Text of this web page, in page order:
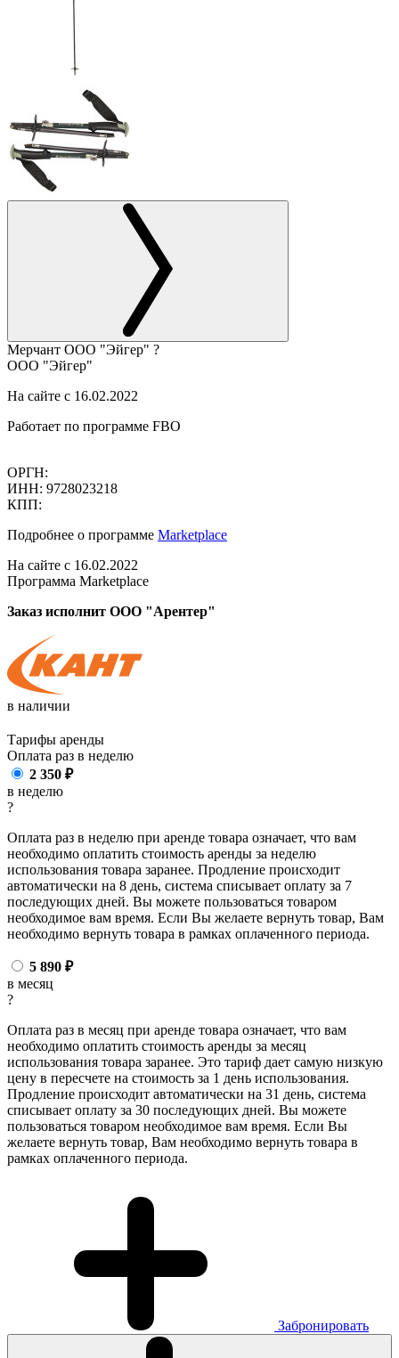
Мерчант ООО "Эйгер" ?
ООО "Эйгер"
На сайте с 16.02.2022
Работает по программе FBO
ОРГН:
ИНН: 9728023218
КПП:
Подробнее о программе Marketplace
На сайте с 16.02.2022
Программа Marketplace
Заказ исполнит ООО "Арентер"
в наличии
Тарифы аренды
Оплата раз в неделю
2 350 ₽
в неделю
?
Оплата раз в неделю при аренде товара означает, что вам
необходимо оплатить стоимость аренды за неделю
использования товара заранее. Продление происходит
автоматически на 8 день, система списывает оплату за 7
последующих дней. Вы можете пользоваться товаром
необходимое вам время. Если Вы желаете вернуть товар, Вам
необходимо вернуть товара в рамках оплаченного периода.
5 890 ₽
в месяц
?
Оплата раз в месяц при аренде товара означает, что вам
необходимо оплатить стоимость аренды за месяц
использования товара заранее. Это тариф дает самую низкую
цену в пересчете на стоимость за 1 день использования.
Продление происходит автоматически на 31 день, система
списывает оплату за 30 последующих дней. Вы можете
пользоваться товаром необходимое вам время. Если Вы
желаете вернуть товар, Вам необходимо вернуть товара в
рамках оплаченного периода.
Забронировать